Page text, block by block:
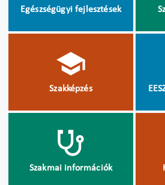
Egészségügyi fejlesztések
Szakképzés
Szakmai információk